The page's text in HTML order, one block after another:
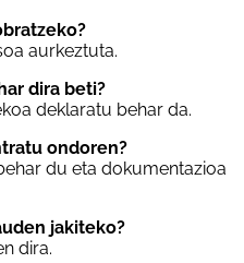
aurkeztuta.
dira beti?
deklaratu behar da.
ondoren?
du eta dokumentazioa
jakiteko?
dira.